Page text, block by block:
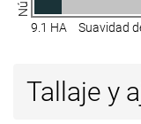
9.1 HA Suavidad
Tallaje y